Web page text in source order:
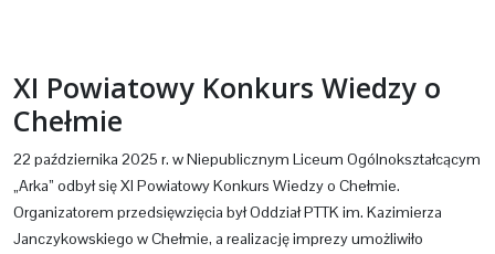
XI Powiatowy Konkurs Wiedzy o
Chełmie
22 października 2025 r. w Niepublicznym Liceum Ogólnokształcącym
„Arka” odbył się XI Powiatowy Konkurs Wiedzy o Chełmie.
Organizatorem przedsięwzięcia był Oddział PTTK im. Kazimierza
Janczykowskiego w Chełmie, a realizację imprezy umożliwiło